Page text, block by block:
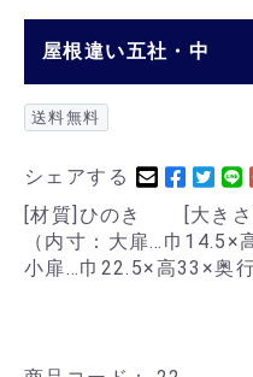
屋根違い五社・中
送料無料
シェアする
[材質]ひのき [大きさ]
（内寸：大扉…巾14.5×
小扉…巾22.5×高33×奥